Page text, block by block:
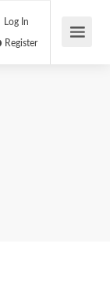
Log In